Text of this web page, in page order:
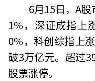
6月15日，A
1%，深证成指上
0%，科创综指上
破3万亿元。超过
股票涨停。